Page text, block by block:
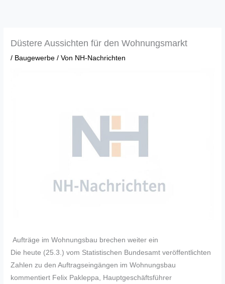
Düstere Aussichten für den Wohnungsmarkt
/ Baugewerbe / Von NH-Nachrichten
Aufträge im Wohnungsbau brechen weiter ein
Die heute (25.3.) vom Statistischen Bundesamt veröffentlichten
Zahlen zu den Auftragseingängen im Wohnungsbau
kommentiert Felix Pakleppa, Hauptgeschäftsführer